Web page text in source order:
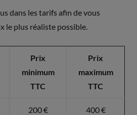
dans les tarifs afin de vous
le plus réaliste possible.
Prix
minimum
TTC
Prix
maximum
TTC
200 € 400 €